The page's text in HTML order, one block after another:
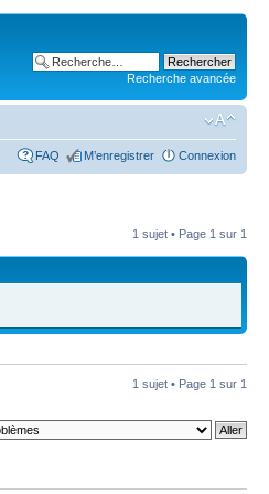
Recherche avancée
FAQ M’enregistrer Connexion
1 sujet • Page 1 sur 1
1 sujet • Page 1 sur 1